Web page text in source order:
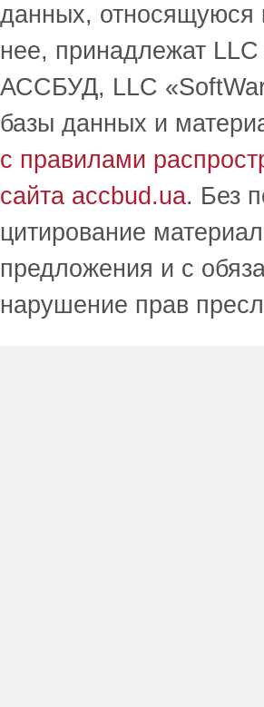
данных, относящуюся
нее, принадлежат
АССБУД, LLC
базы данных и
с правилами
сайта accbud.ua. Без
цитирование
предложения и с
нарушение прав